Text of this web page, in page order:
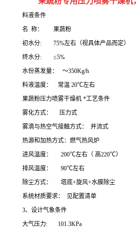
料液条件
名 称： 果蔬粉
初水分: 75%左右（视具体产品而定）
终水分: ≤5%
水份蒸发量： ～350Kg/h
料液温度： 常温 20℃左右
果蔬粉压力喷雾干燥机 *工艺条件
雾化方式： 压力式
雾滴与热空气接触方式： 并流式
热源和加热方式：燃气热风炉
进风温度： 200℃左右（ 高220℃）
排风温度： 90℃左右
除尘方式： 塔底+旋风+水膜除尘
系统材质要求： 见配置清单
3、设计气象条件
大气压力: 101.3KPa